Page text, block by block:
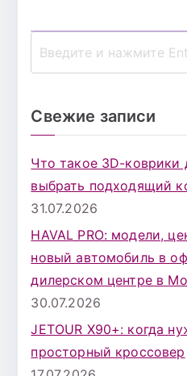
Свежие записи
Что такое 3D-коврики
выбрать подходящий
31.07.2026
HAVAL PRO: модели,
новый автомобиль в
дилерском центре в
30.07.2026
JETOUR X90+: когда
просторный кроссовер